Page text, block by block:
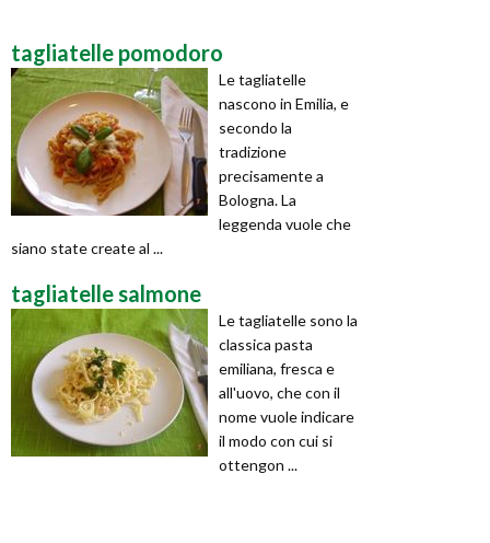
tagliatelle pomodoro
Le tagliatelle
nascono in Emilia, e
secondo la
tradizione
precisamente a
Bologna. La
leggenda vuole che
siano state create al ...
tagliatelle salmone
Le tagliatelle sono la
classica pasta
emiliana, fresca e
all'uovo, che con il
nome vuole indicare
il modo con cui si
ottengon ...